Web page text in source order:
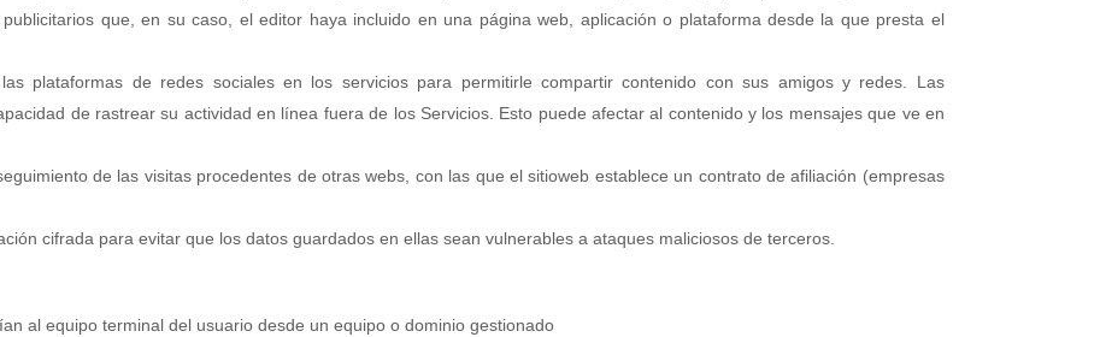
que, en su caso, el editor haya incluido en una página web, aplicación o plataforma desde la que presta el
plataformas de redes sociales en los servicios para permitirle compartir contenido con sus amigos y redes. Las
de rastrear su actividad en línea fuera de los Servicios. Esto puede afectar al contenido y los mensajes que ve en
de las visitas procedentes de otras webs, con las que el sitioweb establece un contrato de afiliación (empresas
cifrada para evitar que los datos guardados en ellas sean vulnerables a ataques maliciosos de terceros.
al equipo terminal del usuario desde un equipo o dominio gestionado